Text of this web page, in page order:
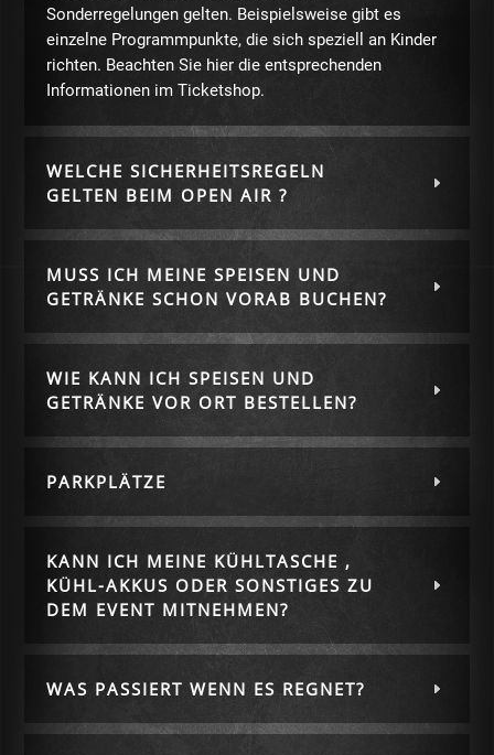
Sonderregelungen gelten. Beispielsweise gibt es
einzelne Programmpunkte, die sich speziell an Kinder
richten. Beachten Sie hier die entsprechenden
Informationen im Ticketshop.
WELCHE SICHERHEITSREGELN
GELTEN BEIM OPEN AIR ?
MUSS ICH MEINE SPEISEN UND
GETRÄNKE SCHON VORAB BUCHEN?
WIE KANN ICH SPEISEN UND
GETRÄNKE VOR ORT BESTELLEN?
PARKPLÄTZE
KANN ICH MEINE KÜHLTASCHE ,
KÜHL-AKKUS ODER SONSTIGES ZU
DEM EVENT MITNEHMEN?
WAS PASSIERT WENN ES REGNET?